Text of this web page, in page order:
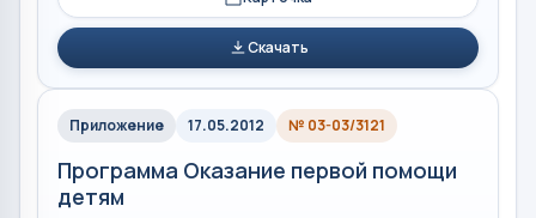
Скачать
Приложение 17.05.2012 № 03-03/3121
Программа Оказание первой помощи
детям